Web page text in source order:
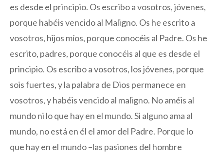
es desde el principio. Os escribo a vosotros, jóvenes,
porque habéis vencido al Maligno. Os he escrito a
vosotros, hijos míos, porque conocéis al Padre. Os he
escrito, padres, porque conocéis al que es desde el
principio. Os escribo a vosotros, los jóvenes, porque
sois fuertes, y la palabra de Dios permanece en
vosotros, y habéis vencido al maligno. No améis al
mundo ni lo que hay en el mundo. Si alguno ama al
mundo, no está en él el amor del Padre. Porque lo
que hay en el mundo –las pasiones del hombre